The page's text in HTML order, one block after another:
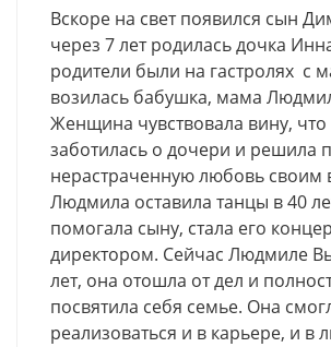
Вскоре на свет появился сын
через 7 лет родилась дочка
родители были на гастролях с
возилась бабушка, мама
Женщина чувствовала вину, что
заботилась о дочери и решила
нерастраченную любовь своим
Людмила оставила танцы в 40
помогала сыну, стала его
директором. Сейчас Людмиле
лет, она отошла от дел и
посвятила себя семье. Она
реализоваться и в карьере, и в